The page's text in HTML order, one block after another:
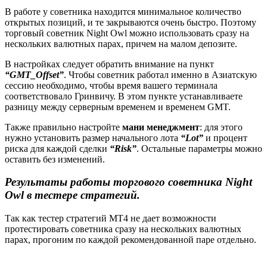
В работе у советника находится минимальное количество
открытых позиций, и те закрываются очень быстро. Поэтому
торговый советник Night Owl можно использовать сразу на
нескольких валютных парах, причем на малом депозите.
В настройках следует обратить внимание на пункт
“GMT_Offset”. Чтобы советник работал именно в Азиатскую
сессию необходимо, чтобы время вашего терминала
соответствовало Гринвичу. В этом пункте устанавливаете
разницу между серверным временем и временем GMT.
Также правильно настройте мани менеджмент: для этого
нужно установить размер начального лота “Lot” и процент
риска для каждой сделки “Risk”. Остальные параметры можно
оставить без изменений.
Результаты работы торгового советника Night
Owl в тестере стратегий.
Так как тестер стратегий МТ4 не дает возможности
протестировать советника сразу на нескольких валютных
парах, прогоним по каждой рекомендованной паре отдельно.